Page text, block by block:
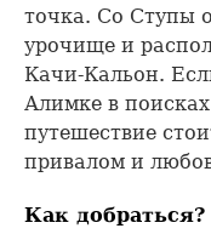
точка. Со Ступы
урочище и
Качи-Кальон.
Алимке в
путешествие
привалом и
Как добраться?